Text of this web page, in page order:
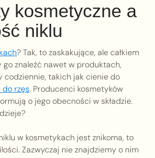
kosmetyczne a
niklu
? Tak, to zaskakujące, ale całkiem
go znaleźć nawet w produktach,
codziennie, takich jak cienie do
do rzęs. Producenci kosmetyków
o jego obecności w składzie.
w kosmetykach jest znikoma, to
Zazwyczaj nie znajdziemy o nim